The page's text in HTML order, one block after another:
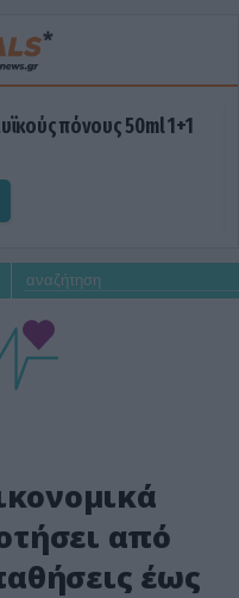
πόνους 50ml 1+1
από
έως